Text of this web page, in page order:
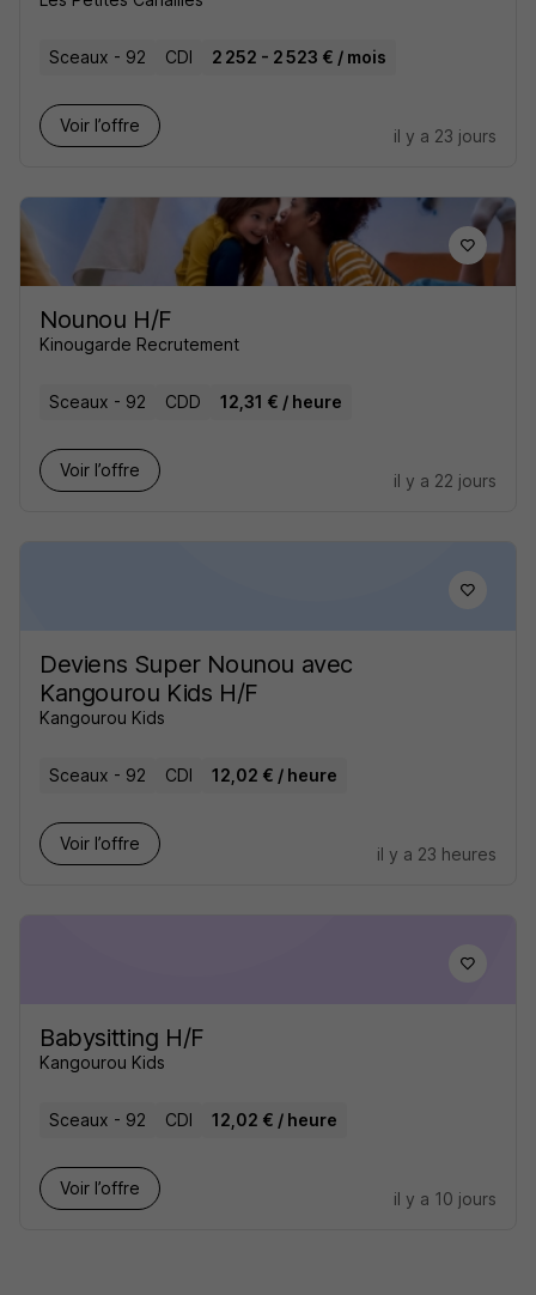
Sceaux - 92 CDI 2 252 - 2 523 € / mois
Voir l’offre
il y a 23 jours
Nounou H/F
Kinougarde Recrutement
Sceaux - 92 CDD 12,31 € / heure
Voir l’offre
il y a 22 jours
Deviens Super Nounou avec
Kangourou Kids H/F
Kangourou Kids
Sceaux - 92 CDI 12,02 € / heure
Voir l’offre
il y a 23 heures
Babysitting H/F
Kangourou Kids
Sceaux - 92 CDI 12,02 € / heure
Voir l’offre
il y a 10 jours